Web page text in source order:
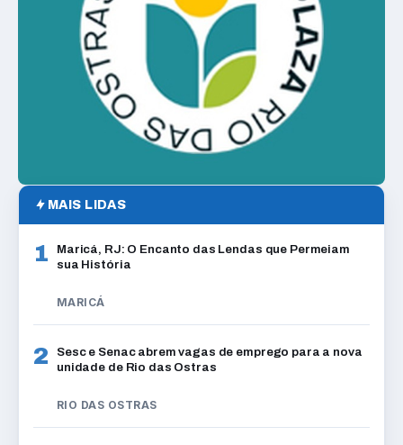
MAIS LIDAS
1
Maricá, RJ: O Encanto das Lendas que Permeiam
sua História
MARICÁ
2
Sesc e Senac abrem vagas de emprego para a nova
unidade de Rio das Ostras
RIO DAS OSTRAS